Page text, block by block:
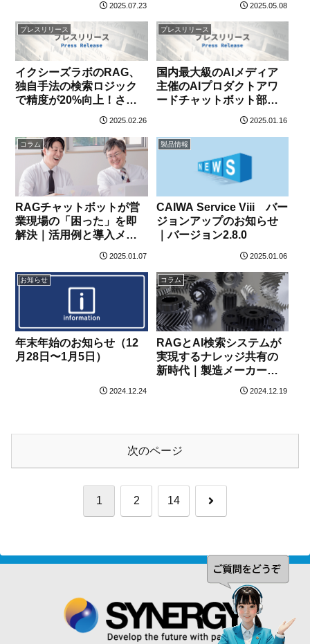
2025.07.23 2025.05.08
プレスリリース
イクシーズラボのRAG、
独自手法の検索ロジック
で精度が20%向上！さら
にユーザー辞書機能追加
で企業固有の言い回しや
略語にも対応可能に
2025.02.26
プレスリリース
国内最大級のAIメディア
主催のAIプロダクトアワ
ードチャットボット部門
で2年連続グランプリを受
賞！約50社の中から選出
2025.01.16
コラム
RAGチャットボットが営
業現場の「困った」を即
解決｜活用例と導入メリ
2025.01.07
製品情報
CAIWA Service Viii バー
ジョンアップのお知らせ
｜バージョン2.8.0
2025.01.06
お知らせ
年末年始のお知らせ（12
月28日〜1月5日）
2024.12.24
コラム
RAGとAI検索システムが
実現するナレッジ共有の
新時代｜製造メーカーに
おける導入後の活用イメ
2024.12.19
次のページ
1 2 14 次